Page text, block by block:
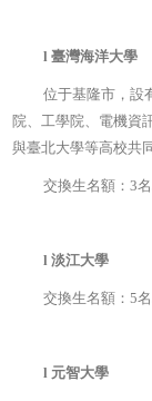
l臺灣海洋大學
位于基隆市，設
院、工學院、電機資
與臺北大學等高校共
交換生名額：3
l淡江大學
交換生名額：5
l 元智大學